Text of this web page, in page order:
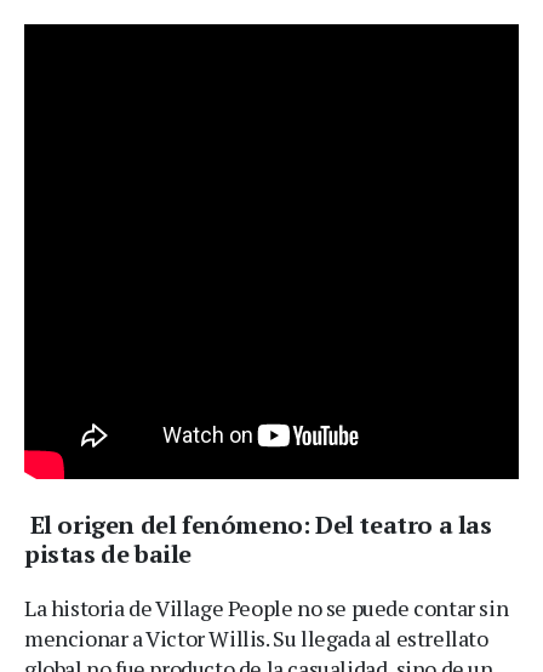
El origen del fenómeno: Del teatro a las
pistas de baile
La historia de Village People no se puede contar sin
mencionar a Victor Willis. Su llegada al estrellato